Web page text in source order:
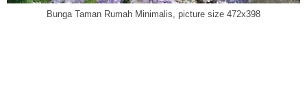
Bunga Taman Rumah Minimalis, picture size 472x398